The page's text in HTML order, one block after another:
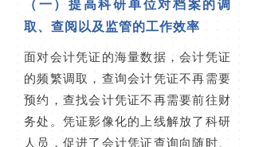
（一）提高科研单位对档案的调
取、查阅以及监管的工作效率
面对会计凭证的海量数据，会计凭证
的频繁调取，查询会计凭证不再需要
预约，查找会计凭证不再需要前往财
务处。凭证影像化的上线解放了科研
人员，促进了会计凭证查询向随时、